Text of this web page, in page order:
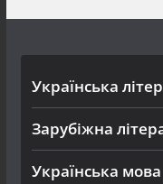
Українська
Зарубіжна
Українська мова